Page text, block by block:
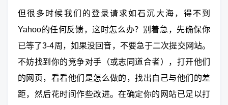
但很多时候我们的登录请求如石沉大海，得不到
Yahoo的任何反馈，这时怎么办？别着急，先确保你
已等了3-4周，如果没回音，不要急于二次提交网站。
不妨找到你的竞争对手（或志同道合者），打开他们
的网页，看看他们是怎么做的，找出自己与他们的差
距，然后花时间作些改进。在确定你的网站已足以打